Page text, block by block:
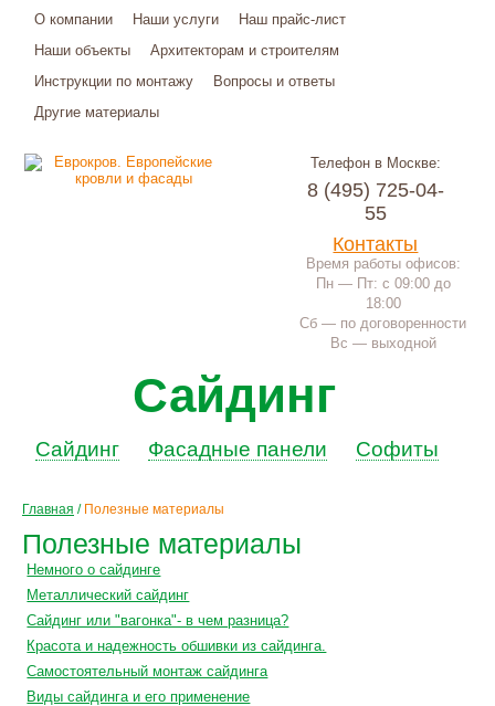
О компании Наши услуги
Наш прайс-лист
Наши объекты
Архитекторам и строителям
Инструкции по монтажу
Вопросы и ответы
Другие материалы
Телефон в Москве:
8 (495) 725-04-
55
Контакты
Время работы офисов:
Пн — Пт: с 09:00 до
18:00
Сб — по договоренности
Вс — выходной
Сайдинг
Сайдинг Фасадные панели Софиты
Главная / Полезные материалы
Полезные материалы
Немного о сайдинге
Металлический сайдинг
Сайдинг или "вагонка"- в чем разница?
Красота и надежность обшивки из сайдинга.
Самостоятельный монтаж сайдинга
Виды сайдинга и его применение